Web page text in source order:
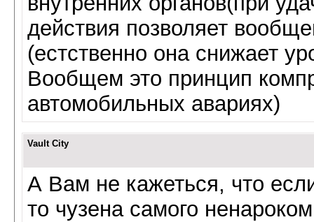
действия позволяет
(естственно она снижает
Вообщем это принцип
автомобильных авариях)
Vault City
А Вам не кажеться, что
то чузена самого